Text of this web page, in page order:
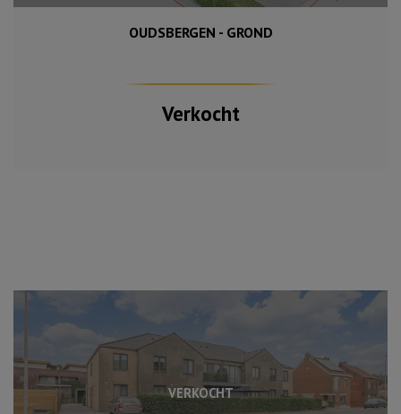
593 m²
OUDSBERGEN - GROND
Verkocht
VERKOCHT